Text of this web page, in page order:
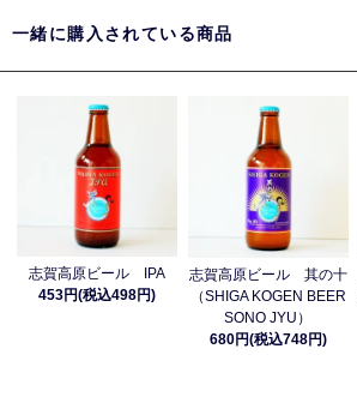
一緒に購入されている商品
志賀高原ビール IPA
453円(税込498円)
志賀高原ビール 其の十
（SHIGA KOGEN BEER
SONO JYU）
680円(税込748円)